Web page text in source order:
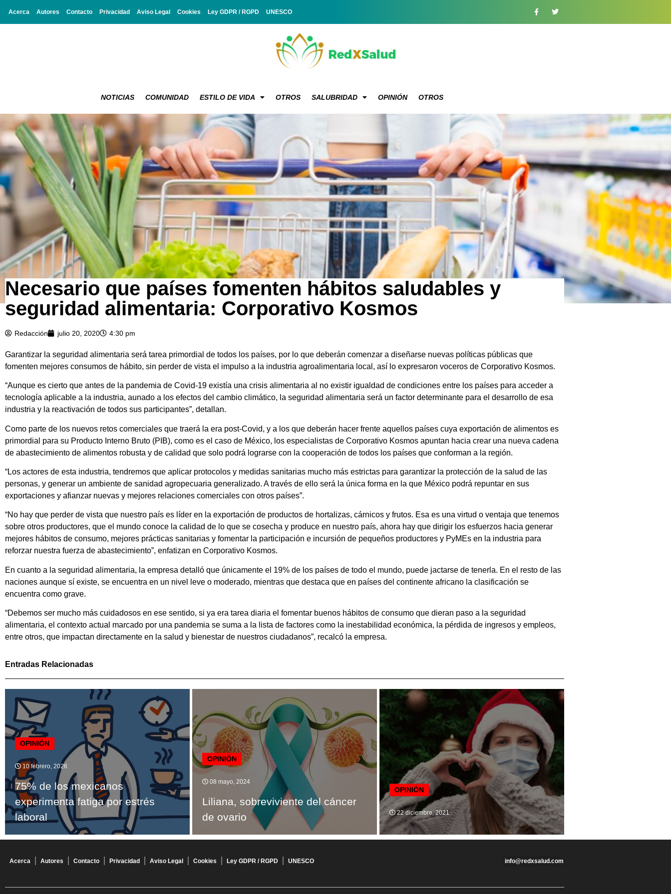
Acerca Autores Contacto Privacidad Aviso Legal Cookies Ley GDPR / RGPD UNESCO
NOTICIAS COMUNIDAD ESTILO DE VIDA OTROS SALUBRIDAD OPINIÓN OTROS
Necesario que países fomenten hábitos saludables y
seguridad alimentaria: Corporativo Kosmos
Redacción julio 20, 2020 4:30 pm
Garantizar la seguridad alimentaria será tarea primordial de todos los países, por lo que deberán comenzar a diseñarse nuevas políticas públicas que
fomenten mejores consumos de hábito, sin perder de vista el impulso a la industria agroalimentaria local, así lo expresaron voceros de Corporativo Kosmos.
“Aunque es cierto que antes de la pandemia de Covid-19 existía una crisis alimentaria al no existir igualdad de condiciones entre los países para acceder a
tecnología aplicable a la industria, aunado a los efectos del cambio climático, la seguridad alimentaria será un factor determinante para el desarrollo de esa
industria y la reactivación de todos sus participantes”, detallan.
Como parte de los nuevos retos comerciales que traerá la era post-Covid, y a los que deberán hacer frente aquellos países cuya exportación de alimentos es
primordial para su Producto Interno Bruto (PIB), como es el caso de México, los especialistas de Corporativo Kosmos apuntan hacia crear una nueva cadena
de abastecimiento de alimentos robusta y de calidad que solo podrá lograrse con la cooperación de todos los países que conforman a la región.
“Los actores de esta industria, tendremos que aplicar protocolos y medidas sanitarias mucho más estrictas para garantizar la protección de la salud de las
personas, y generar un ambiente de sanidad agropecuaria generalizado. A través de ello será la única forma en la que México podrá repuntar en sus
exportaciones y afianzar nuevas y mejores relaciones comerciales con otros países”.
“No hay que perder de vista que nuestro país es líder en la exportación de productos de hortalizas, cárnicos y frutos. Esa es una virtud o ventaja que tenemos
sobre otros productores, que el mundo conoce la calidad de lo que se cosecha y produce en nuestro país, ahora hay que dirigir los esfuerzos hacia generar
mejores hábitos de consumo, mejores prácticas sanitarias y fomentar la participación e incursión de pequeños productores y PyMEs en la industria para
reforzar nuestra fuerza de abastecimiento”, enfatizan en Corporativo Kosmos.
En cuanto a la seguridad alimentaria, la empresa detalló que únicamente el 19% de los países de todo el mundo, puede jactarse de tenerla. En el resto de las
naciones aunque sí existe, se encuentra en un nivel leve o moderado, mientras que destaca que en países del continente africano la clasificación se
encuentra como grave.
“Debemos ser mucho más cuidadosos en ese sentido, si ya era tarea diaria el fomentar buenos hábitos de consumo que dieran paso a la seguridad
alimentaria, el contexto actual marcado por una pandemia se suma a la lista de factores como la inestabilidad económica, la pérdida de ingresos y empleos,
entre otros, que impactan directamente en la salud y bienestar de nuestros ciudadanos”, recalcó la empresa.
Entradas Relacionadas
OPINIÓN
10 febrero, 2026
75% de los mexicanos
experimenta fatiga por estrés
laboral
OPINIÓN
08 mayo, 2024
Liliana, sobreviviente del cáncer
de ovario
OPINIÓN
22 diciembre, 2021
Acerca Autores Contacto Privacidad Aviso Legal Cookies Ley GDPR / RGPD UNESCO info@redxsalud.com